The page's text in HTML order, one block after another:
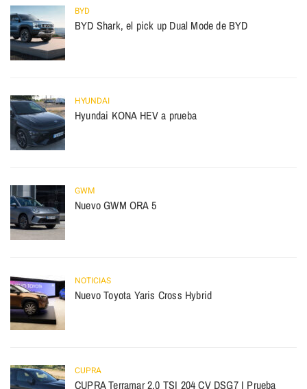
BYD
BYD Shark, el pick up Dual Mode de BYD
HYUNDAI
Hyundai KONA HEV a prueba
GWM
Nuevo GWM ORA 5
NOTICIAS
Nuevo Toyota Yaris Cross Hybrid
CUPRA
CUPRA Terramar 2.0 TSI 204 CV DSG7 I Prueba